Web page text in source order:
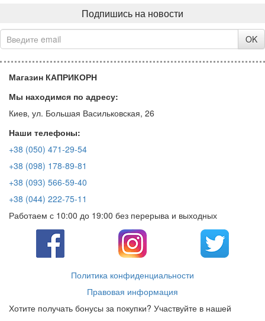
Подпишись на новости
OK
Магазин КАПРИКОРН
Мы находимся по адресу:
Киев, ул. Большая Васильковская, 26
Наши телефоны:
+38 (050) 471-29-54
+38 (098) 178-89-81
+38 (093) 566-59-40
+38 (044) 222-75-11
Работаем с 10:00 до 19:00 без перерыва и выходных
Политика конфиденциальности
Правовая информация
Хотите получать бонусы за покупки? Участвуйте в нашей